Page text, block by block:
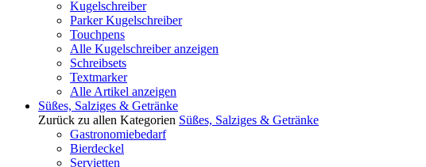
Kugelschreiber
Parker Kugelschreiber
Touchpens
Alle Kugelschreiber anzeigen
Schreibsets
Textmarker
Alle Artikel anzeigen
Süßes, Salziges & Getränke
Zurück zu allen Kategorien Süßes, Salziges & Getränke
Gastronomiebedarf
Bierdeckel
Servietten